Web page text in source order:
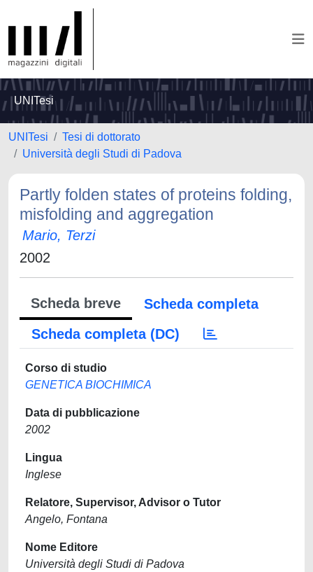
UNITesi
UNITesi
Tesi di dottorato
Università degli Studi di Padova
Partly folden states of proteins folding,
misfolding and aggregation
Mario, Terzi
2002
Scheda breve
Scheda completa
Scheda completa (DC)
Corso di studio
GENETICA BIOCHIMICA
Data di pubblicazione
2002
Lingua
Inglese
Relatore, Supervisor, Advisor o Tutor
Angelo, Fontana
Nome Editore
Università degli Studi di Padova